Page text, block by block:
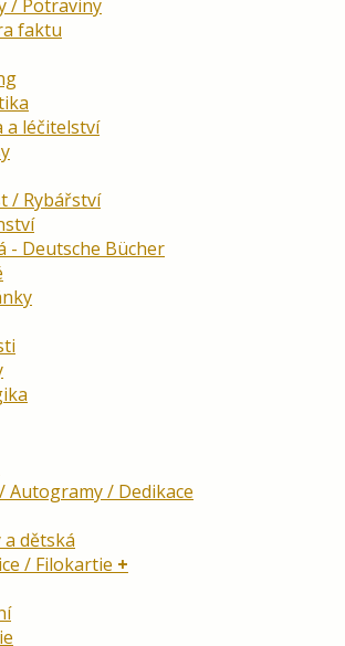
/ Potraviny
faktu
a léčitelství
/ Rybářství
- Deutsche Bücher
Autogramy / Dedikace
a dětská
/ Filokartie